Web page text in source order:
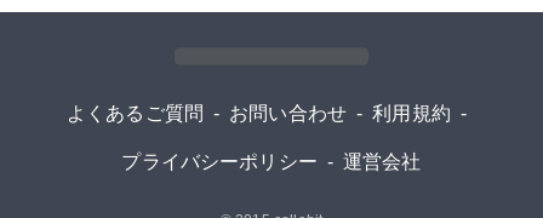
よくあるご質問 - お問い合わせ - 利用規約 -
プライバシーポリシー - 運営会社